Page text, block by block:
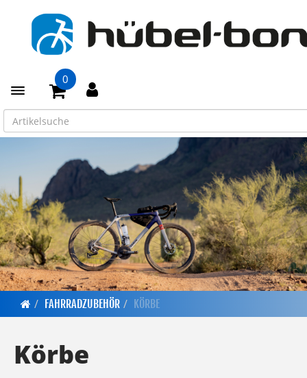
Toggle navigation
0
FAHRRADZUBEHÖR KÖRBE
Körbe